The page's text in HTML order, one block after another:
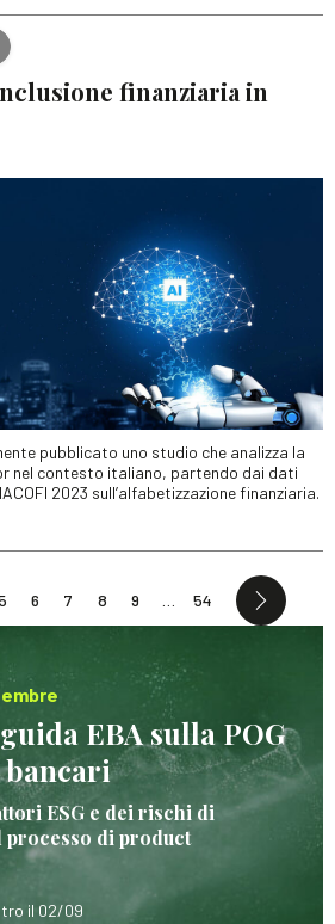
finanziaria in
pubblicato uno studio che analizza la
nel contesto italiano, partendo dai dati
2023 sull’alfabetizzazione finanziaria.
6 7 8 9 54
EBA sulla POG
ESG e dei rischi di
di product
il 02/09